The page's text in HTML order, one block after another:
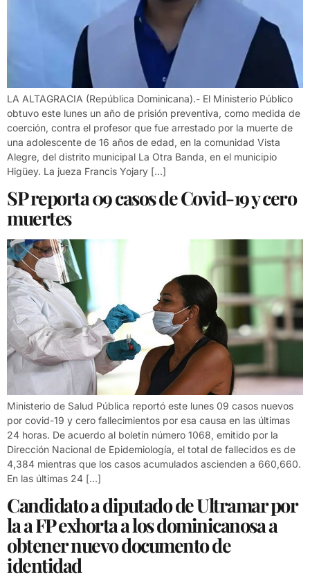
LA ALTAGRACIA (República Dominicana).- El Ministerio Público
obtuvo este lunes un año de prisión preventiva, como medida de
coerción, contra el profesor que fue arrestado por la muerte de
una adolescente de 16 años de edad, en la comunidad Vista
Alegre, del distrito municipal La Otra Banda, en el municipio
Higüey. La jueza Francis Yojary […]
SP reporta 09 casos de Covid-19 y cero
muertes
Ministerio de Salud Pública reportó este lunes 09 casos nuevos
por covid-19 y cero fallecimientos por esa causa en las últimas
24 horas. De acuerdo al boletín número 1068, emitido por la
Dirección Nacional de Epidemiología, el total de fallecidos es de
4,384 mientras que los casos acumulados ascienden a 660,660.
En las últimas 24 […]
Candidato a diputado de Ultramar por
la a FP exhorta a los dominicanosa a
obtener nuevo documento de
identidad